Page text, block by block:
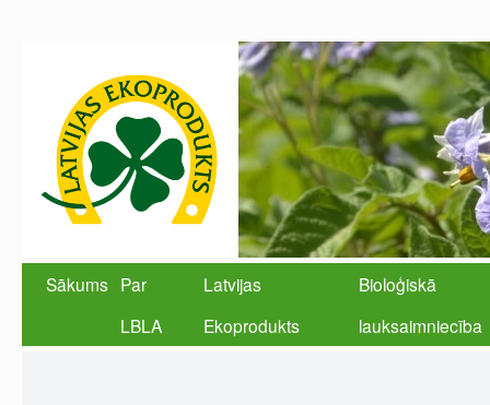
Sākums Par
LBLA
Latvijas
Ekoprodukts
Bioloģiskā
lauksaimniecība